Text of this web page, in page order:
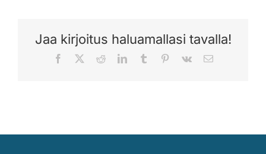
Jaa kirjoitus haluamallasi tavalla!
Facebook RedditLinkedInTumblr Pinterest
Vk Sähköposti